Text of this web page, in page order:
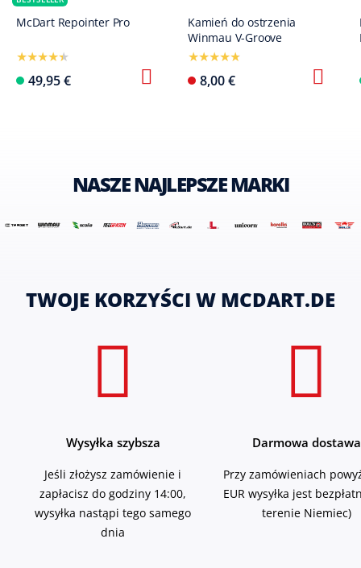
McDart Repointer Pro
49,95 €
Kamień do ostrzenia
Winmau V-Groove
8,00 €
NASZE NAJLEPSZE MARKI
TWOJE KORZYŚCI W MCDART.DE
Wysyłka szybsza
Jeśli złożysz zamówienie i
zapłacisz do godziny 14:00,
wysyłka nastąpi tego samego
dnia
Darmowa dostawa
Przy zamówieniach
EUR wysyłka jest
terenie Niemiec)